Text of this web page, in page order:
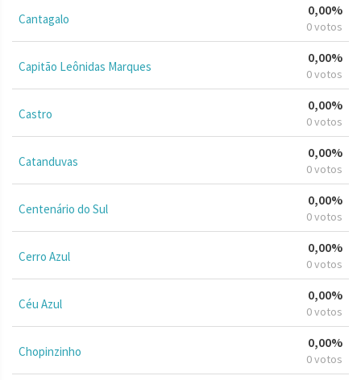
Cantagalo
0,00%
0 votos
Capitão Leônidas Marques
0,00%
0 votos
Castro
0,00%
0 votos
Catanduvas
0,00%
0 votos
Centenário do Sul
0,00%
0 votos
Cerro Azul
0,00%
0 votos
Céu Azul
0,00%
0 votos
Chopinzinho
0,00%
0 votos